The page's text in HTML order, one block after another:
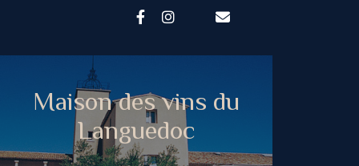
Maison des vins du
Languedoc